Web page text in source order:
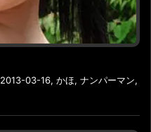
2013-03-16, かほ, ナンパーマン,